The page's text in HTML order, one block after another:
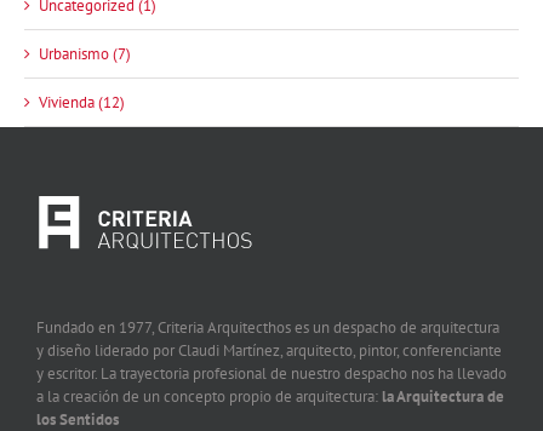
Uncategorized (1)
Urbanismo (7)
Vivienda (12)
Fundado en 1977, Criteria Arquitecthos es un despacho de arquitectura
y diseño liderado por Claudi Martínez, arquitecto, pintor, conferenciante
y escritor. La trayectoria profesional de nuestro despacho nos ha llevado
a la creación de un concepto propio de arquitectura: la Arquitectura de
los Sentidos